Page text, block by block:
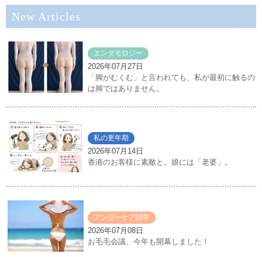
New Articles
エンダモロジー
2026年07月27日
「脚がむくむ」と言われても、私が最初に触るの
は脚ではありません。
私の更年期
2026年07月14日
香港のお客様に素敵と。娘には「老婆」。
アンダーケア雑学
2026年07月08日
お毛毛会議、今年も開幕しました！